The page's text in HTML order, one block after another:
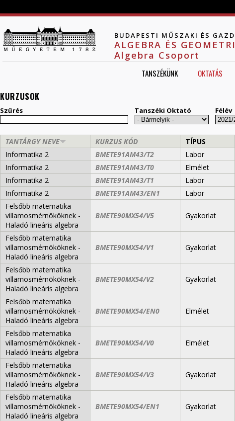
BUDAPESTI MŰSZAKI ÉS
ALGEBRA ÉS
Algebra Csoport
TANSZÉKÜNK OKTATÁS
KURZUSOK
Szűrés Tanszéki Oktató Félév
TANTÁRGY NEVE KURZUS KÓD TÍPUS
Informatika 2
BMETE91AM43/T2 Labor
Informatika 2
BMETE91AM43/T0 Elmélet
Informatika 2
BMETE91AM43/T1 Labor
Informatika 2
BMETE91AM43/EN1 Labor
Felsőbb matematika
villamosmérnököknek -
Haladó lineáris algebra
BMETE90MX54/V5 Gyakorlat
Felsőbb matematika
villamosmérnököknek -
Haladó lineáris algebra
BMETE90MX54/V1 Gyakorlat
Felsőbb matematika
villamosmérnököknek -
Haladó lineáris algebra
BMETE90MX54/V2 Gyakorlat
Felsőbb matematika
villamosmérnököknek -
Haladó lineáris algebra
BMETE90MX54/EN0 Elmélet
Felsőbb matematika
villamosmérnököknek -
Haladó lineáris algebra
BMETE90MX54/V0 Elmélet
Felsőbb matematika
villamosmérnököknek -
Haladó lineáris algebra
BMETE90MX54/V3 Gyakorlat
Felsőbb matematika
villamosmérnököknek -
Haladó lineáris algebra
BMETE90MX54/EN1 Gyakorlat